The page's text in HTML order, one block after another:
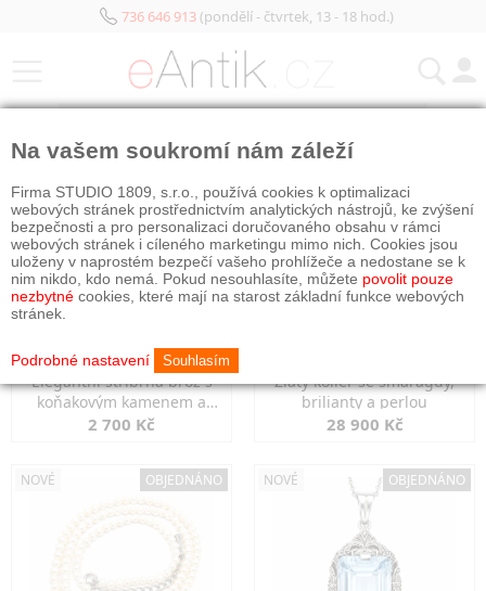
736 646 913(pondělí - čtvrtek, 13 - 18 hod.)
Elegantní stříbrná brož s
koňakovým kamenem a
markazity
2 700 Kč
Zlatý kolier se smaragdy,
brilianty a perlou
28 900 Kč
NOVÉ OBJEDNÁNO NOVÉ OBJEDNÁNO
Na vašem soukromí nám záleží
Firma STUDIO 1809, s.r.o., používá cookies k optimalizaci
webových stránek prostřednictvím analytických nástrojů, ke zvýšení
bezpečnosti a pro personalizaci doručovaného obsahu v rámci
webových stránek i cíleného marketingu mimo nich. Cookies jsou
uloženy v naprostém bezpečí vašeho prohlížeče a nedostane se k
nim nikdo, kdo nemá. Pokud nesouhlasíte, můžete povolit pouze
nezbytné cookies, které mají na starost základní funkce webových
stránek.
Podrobné nastavení Souhlasím